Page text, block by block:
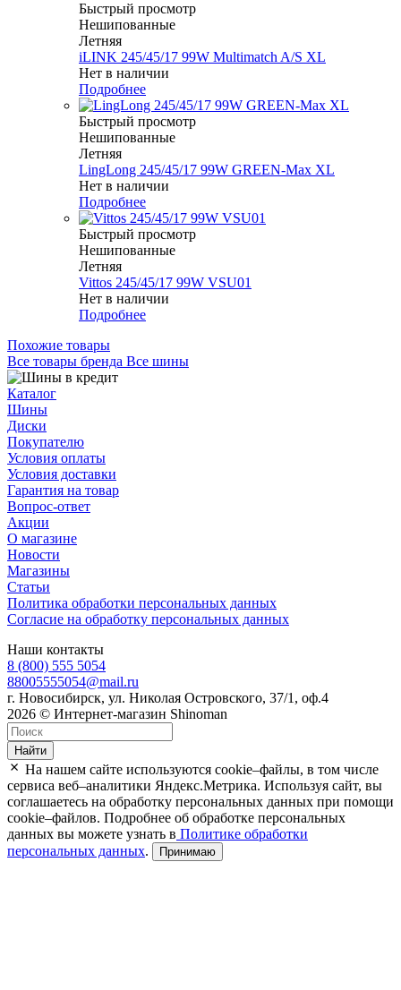
Быстрый просмотр
Нешипованные
Летняя
iLINK 245/45/17 99W Multimatch A/S XL
Нет в наличии
Подробнее
Быстрый просмотр
Нешипованные
Летняя
LingLong 245/45/17 99W GREEN-Max XL
Нет в наличии
Подробнее
Быстрый просмотр
Нешипованные
Летняя
Vittos 245/45/17 99W VSU01
Нет в наличии
Подробнее
Похожие товары
Все товары бренда Все шины
Каталог
Шины
Диски
Покупателю
Условия оплаты
Условия доставки
Гарантия на товар
Вопрос-ответ
Акции
О магазине
Новости
Магазины
Статьи
Политика обработки персональных данных
Согласие на обработку персональных данных
Наши контакты
8 (800) 555 5054
88005555054@mail.ru
г. Новосибирск, ул. Николая Островского, 37/1, оф.4
2026 © Интернет-магазин Shinoman
Найти
На нашем сайте используются cookie–файлы, в том числе
сервиса веб–аналитики Яндекс.Метрика. Используя сайт, вы
соглашаетесь на обработку персональных данных при помощи
cookie–файлов. Подробнее об обработке персональных
данных вы можете узнать в Политике обработки
персональных данных. Принимаю